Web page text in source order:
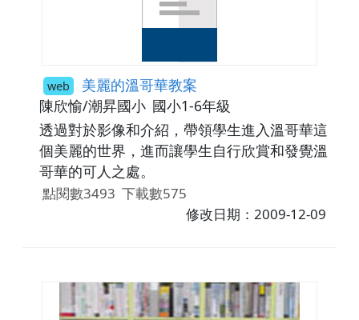
web 美麗的溫哥華教案
陳欣愉/潮昇國小 國小1-6年級
透過對於影像和介紹，帶領學生進入溫哥華這
個美麗的世界，進而讓學生自行欣賞和發覺溫
哥華的可人之處。
點閱數3493 下載數575
修改日期：2009-12-09